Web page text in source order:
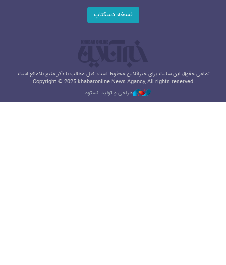
نسخه دسکتاپ
تمامی حقوق این سایت برای خبرآنلاین محفوظ است. نقل مطالب با ذکر منبع بلامانع است.
Copyright © 2025 khabaronline News Agancy, All rights reserved
طراحی و تولید: نستوه